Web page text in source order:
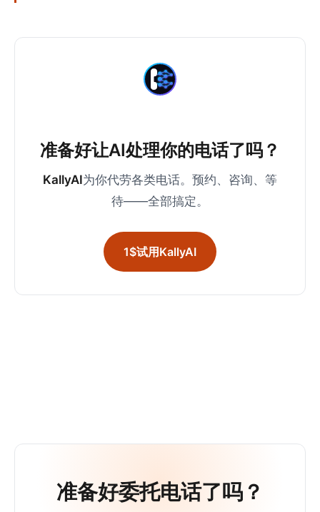
准备好让AI处理你的电话了吗？
KallyAI为你代劳各类电话。预约、咨询、等
待——全部搞定。
1$试用KallyAI
准备好委托电话了吗？